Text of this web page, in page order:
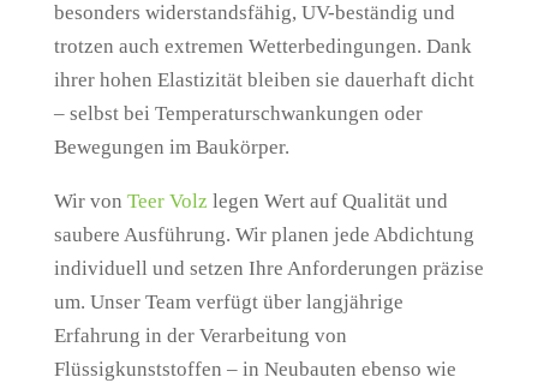
besonders widerstandsfähig, UV-beständig und
trotzen auch extremen Wetterbedingungen. Dank
ihrer hohen Elastizität bleiben sie dauerhaft dicht
– selbst bei Temperaturschwankungen oder
Bewegungen im Baukörper.
Wir von Teer Volz legen Wert auf Qualität und
saubere Ausführung. Wir planen jede Abdichtung
individuell und setzen Ihre Anforderungen präzise
um. Unser Team verfügt über langjährige
Erfahrung in der Verarbeitung von
Flüssigkunststoffen – in Neubauten ebenso wie